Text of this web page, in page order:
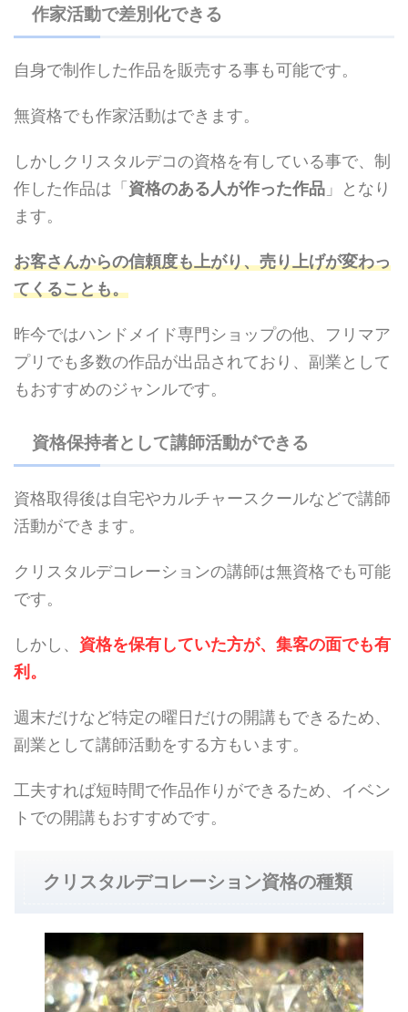
作家活動で差別化できる
自身で制作した作品を販売する事も可能です。
無資格でも作家活動はできます。
しかしクリスタルデコの資格を有している事で、制
作した作品は「 資格のある人が作った作品 」となり
ます。
お客さんからの信頼度も上がり、売り上げが変わっ
てくることも。
昨今ではハンドメイド専門ショップの他、フリマア
プリでも多数の作品が出品されており、副業として
もおすすめのジャンルです。
資格保持者として講師活動ができる
資格取得後は自宅やカルチャースクールなどで講師
活動ができます。
クリスタルデコレーションの講師は無資格でも可能
です。
しかし、 資格を保有していた方が、 集客の面でも有
利。
週末だけなど特定の曜日だけの開講もできるため、
副業として講師活動をする方もいます。
工夫すれば短時間で作品作りができるため、イベン
トでの開講もおすすめです。
クリスタルデコレーション資格の種類